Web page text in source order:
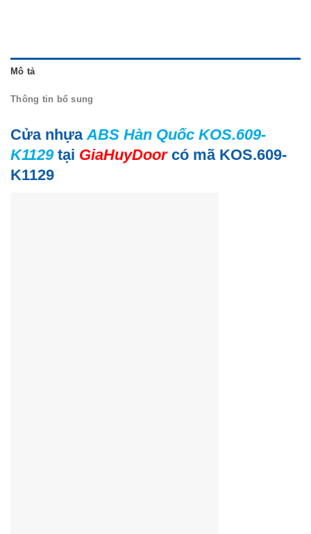
Mô tả
Thông tin bổ sung
Cửa nhựa ABS Hàn Quốc KOS.609-
K1129tại GiaHuyDoorcó mã KOS.609-
K1129